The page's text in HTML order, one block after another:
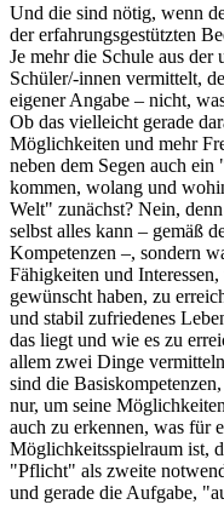
Und die sind nötig, wenn
der erfahrungsgestützten
Je mehr die Schule aus
Schüler/-innen vermittelt,
eigener Angabe – nicht,
Ob das vielleicht gerade
Möglichkeiten und mehr
neben dem Segen auch
kommen, wolang und
Welt" zunächst? Nein,
selbst alles kann – gemäß
Kompetenzen –, sondern
Fähigkeiten und
gewünscht haben, zu
und stabil zufriedenes
das liegt und wie es zu
allem zwei Dinge
sind die
nur, um seine
auch zu erkennen, was für
Möglichkeitsspielraum ist,
"Pflicht" als zweite
und gerade die Aufgabe,